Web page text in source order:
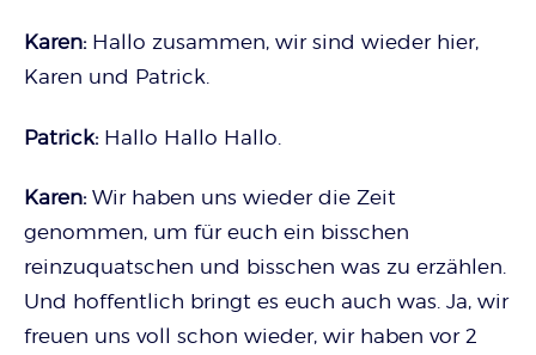
Karen: Hallo zusammen, wir sind wieder hier,
Karen und Patrick.
Patrick: Hallo Hallo Hallo.
Karen: Wir haben uns wieder die Zeit
genommen, um für euch ein bisschen
reinzuquatschen und bisschen was zu erzählen.
Und hoffentlich bringt es euch auch was. Ja, wir
freuen uns voll schon wieder, wir haben vor 2